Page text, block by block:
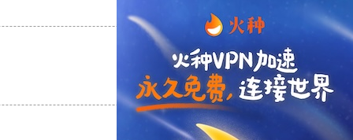
支持[0] 反对[0]